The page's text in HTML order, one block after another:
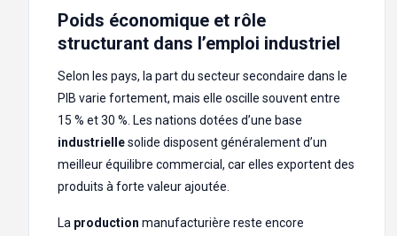
Poids économique et rôle
structurant dans l’emploi industriel
Selon les pays, la part du secteur secondaire dans le
PIB varie fortement, mais elle oscille souvent entre
15 % et 30 %. Les nations dotées d’une base
industriellesolide disposent généralement d’un
meilleur équilibre commercial, car elles exportent des
produits à forte valeur ajoutée.
La production manufacturière reste encore